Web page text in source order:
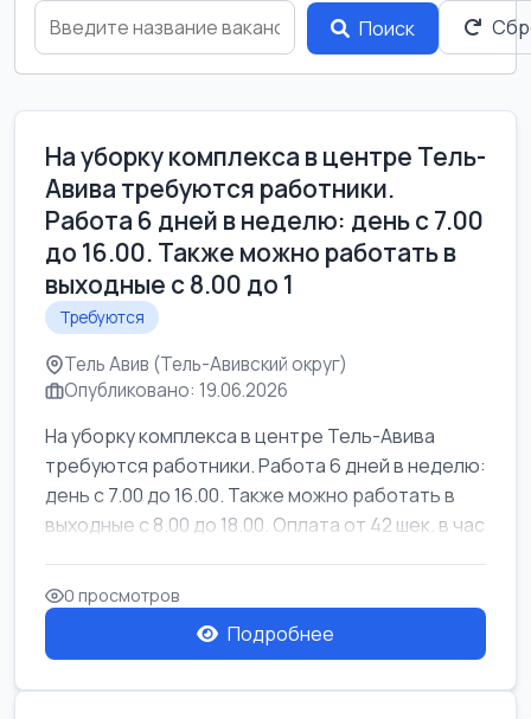
Поиск
На уборку комплекса в центре Тель-
Авива требуются работники.
Работа 6 дней в неделю: день с 7.00
до 16.00. Также можно работать в
выходные с 8.00 до 1
Требуются
Тель Авив (Тель-Авивский округ)
Опубликовано: 19.06.2026
На уборку комплекса в центре Тель-Авива
требуются работники. Работа 6 дней в неделю:
день с 7.00 до 16.00. Также можно работать в
выходные с 8.00 до 18.00. Оплата от 42 шек. в час
0 просмотров
Подробнее